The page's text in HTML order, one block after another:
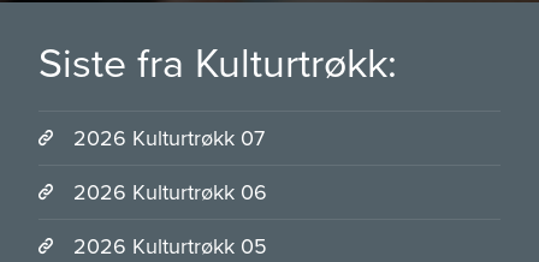
Siste fra Kulturtrøkk:
2026 Kulturtrøkk 07
2026 Kulturtrøkk 06
2026 Kulturtrøkk 05